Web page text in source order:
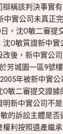
稱該判決事實
中實公司未真正
，沈O敏二審
O敏質證新中
後，新中實公
芳城園一區9號
年被新中實
敏二審提交證
明新中實公司不
的訴訟主體是
利按照遺產繼